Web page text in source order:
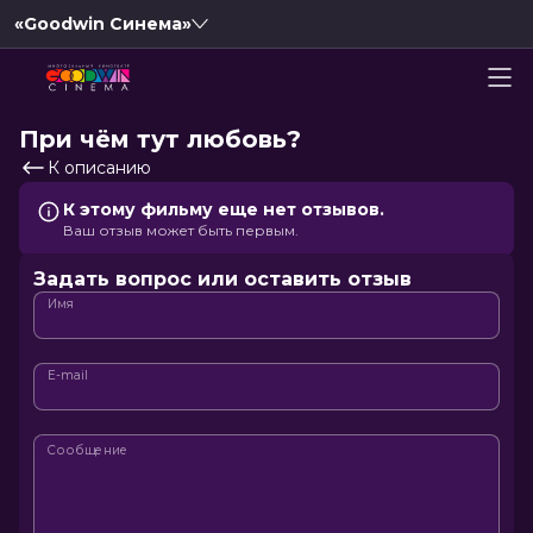
«Goodwin Синема»
При чём тут любовь?
К описанию
К этому фильму еще нет отзывов.
Ваш отзыв может быть первым.
Задать вопрос или оставить отзыв
Имя
E-mail
Сообщение